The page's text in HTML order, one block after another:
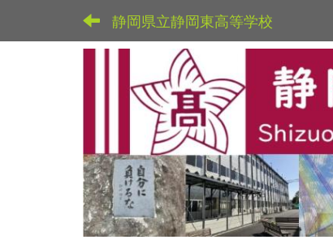
静岡県立静岡東高等学校